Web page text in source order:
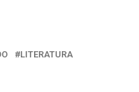
LITERATURA